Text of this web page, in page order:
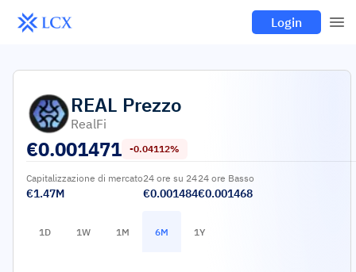
Login
REAL Prezzo
RealFi
€0.001471 -0.04112%
Capitalizzazione di mercato
€1.47M
24 ore su 24
€0.001484
24 ore Basso
€0.001468
1D 1W 1M 6M 1Y